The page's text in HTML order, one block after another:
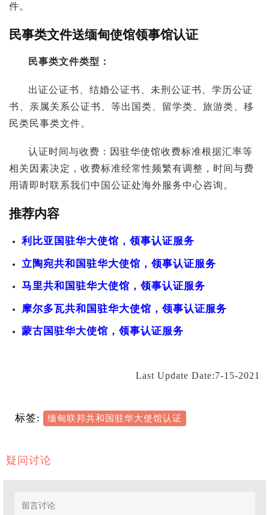
件。
民事类文件送缅甸使馆领事馆认证
民事类文件类型：
出证公证书、结婚公证书、未刑公证书、学历公证
书、亲属关系公证书、等出国类、留学类、旅游类、移
民类民事类文件。
认证时间与收费：因驻华使馆收费标准根据汇率等
相关因素决定，收费标准经常性频繁有调整，时间与费
用请即时联系我们中国公证处海外服务中心咨询。
推荐内容
利比亚国驻华大使馆，领事认证服务
立陶宛共和国驻华大使馆，领事认证服务
马里共和国驻华大使馆，领事认证服务
摩尔多瓦共和国驻华大使馆，领事认证服务
蒙古国驻华大使馆，领事认证服务
Last Update Date:7-15-2021
标签: 缅甸联邦共和国驻华大使馆认证
疑问讨论